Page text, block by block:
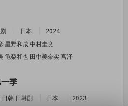
日本
2024
星野和成 中村圭良
龟梨和也 田中美奈实 宫泽
季
日韩 日韩剧 日本
2023